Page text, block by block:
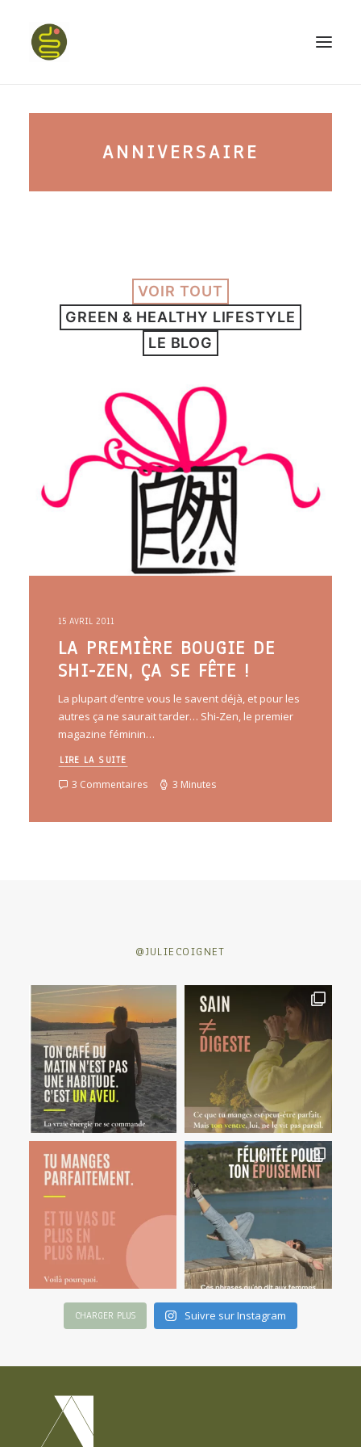
PROGRAMME HAPPY BELLY
CONFÉRENCES
podcast kinoa
YOGA
faire le quiz
Recherche
Panier
ANNIVERSAIRE
VOIR TOUT
GREEN & HEALTHY LIFESTYLE
LE BLOG
15 AVRIL 2011
LA PREMIÈRE BOUGIE DE
SHI-ZEN, ÇA SE FÊTE !
La plupart d’entre vous le savent déjà, et pour les
autres ça ne saurait tarder… Shi-Zen, le premier
magazine féminin…
LIRE LA SUITE
3 Commentaires 3 Minutes
@JULIECOIGNET
CHARGER PLUS Suivre sur Instagram